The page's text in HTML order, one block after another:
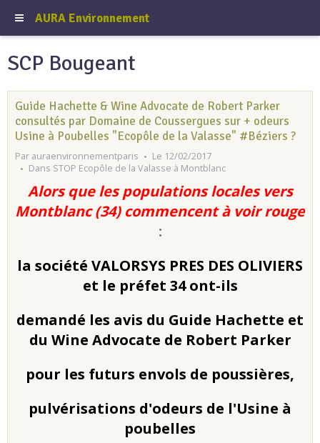
AURA Environnement
SCP Bougeant
Guide Hachette & Wine Advocate de Robert Parker
consultés par Domaine de Coussergues sur + odeurs
Usine à Poubelles "Ecopôle de la Valasse" #Béziers ?
Par auraenvironnementparis
Le 12/02/2017
Dans STOP Ecopôle de la Valasse à Montblanc
Alors que les populations locales vers
Montblanc (34) commencent à voir rouge
:
la société VALORSYS PRES DES OLIVIERS
et le préfet 34 ont-ils
demandé les avis du Guide Hachette et
du Wine Advocate de Robert Parker
pour les futurs envols de poussières,
pulvérisations d'odeurs de l'Usine à
poubelles